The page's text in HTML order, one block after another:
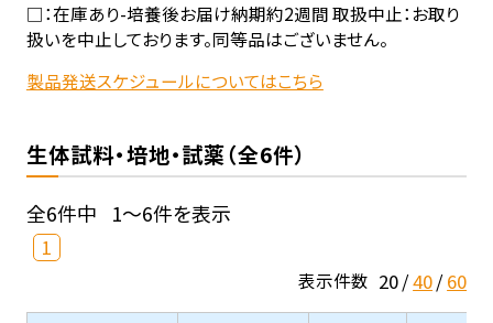
□：在庫あり-培養後お届け納期約2週間 取扱中止：お取り
扱いを中止しております。同等品はございません。
製品発送スケジュールについてはこちら
生体試料・培地・試薬（全6件）
全6件中 1～6件を表示
1
表示件数 20 40 60